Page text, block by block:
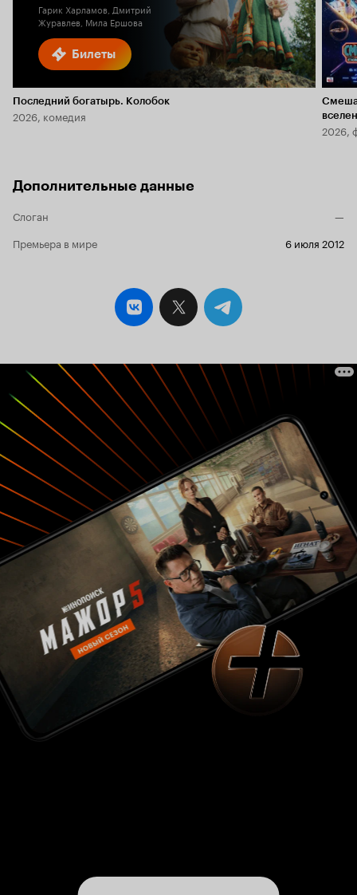
Билеты
Гарик Харламов, Дмитрий
Журавлев, Мила Ершова
Последний богатырь. Колобок
2026, комедия
2026,
Дополнительные данные
Слоган
—
Премьера в мире
6 июля 2012